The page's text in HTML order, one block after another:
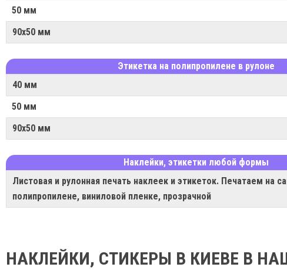
50 мм
90х50 мм
Этикетка на полипропилене в рулоне
40 мм
50 мм
90х50 мм
Наклейки, этикетки любой формы
Листовая и рулонная печать наклеек и этикеток. Печатаем на
полипропилене, виниловой пленке, прозрачной
НАКЛЕЙКИ, СТИКЕРЫ В КИЕВЕ В